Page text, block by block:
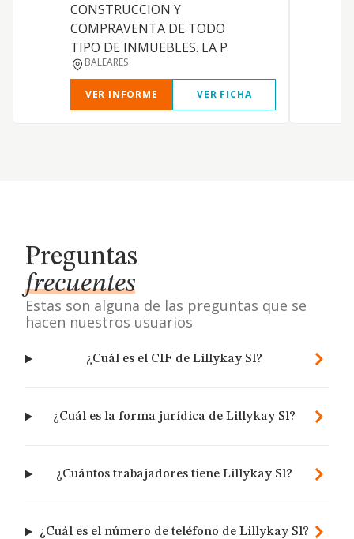
CONSTRUCCION Y
COMPRAVENTA DE TODO
TIPO DE INMUEBLES. LA P
BALEARES
VER INFORME VER FICHA
Preguntas
frecuentes
Estas son alguna de las preguntas que se
hacen nuestros usuarios
¿Cuál es el CIF de Lillykay Sl?
¿Cuál es la forma jurídica de Lillykay Sl?
¿Cuántos trabajadores tiene Lillykay Sl?
¿Cuál es el número de teléfono de Lillykay Sl?